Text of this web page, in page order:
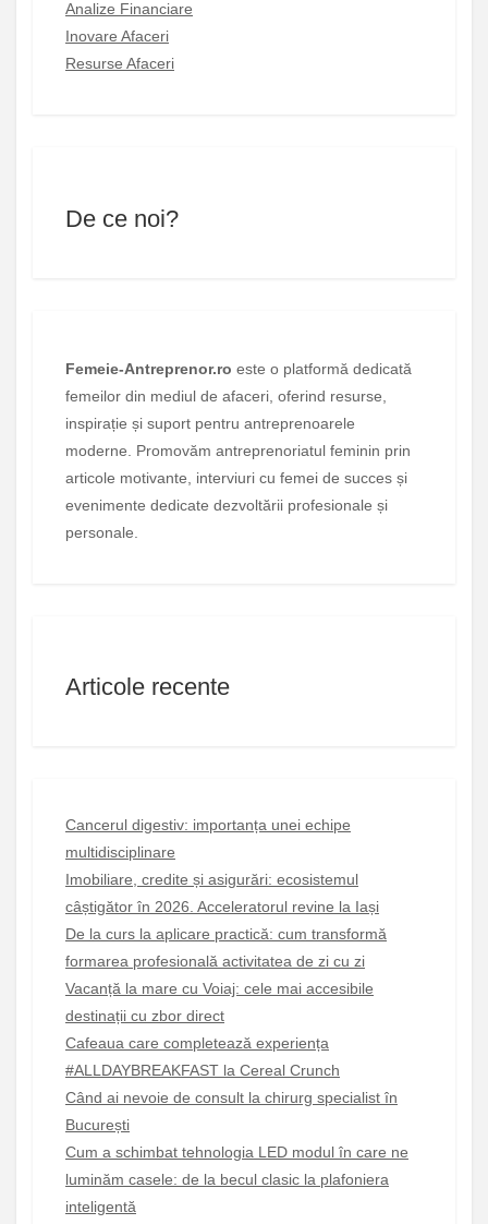
Analize Financiare
Inovare Afaceri
Resurse Afaceri
De ce noi?
Femeie-Antreprenor.ro este o platformă dedicată
femeilor din mediul de afaceri, oferind resurse,
inspirație și suport pentru antreprenoarele
moderne. Promovăm antreprenoriatul feminin prin
articole motivante, interviuri cu femei de succes și
evenimente dedicate dezvoltării profesionale și
personale.
Articole recente
Cancerul digestiv: importanța unei echipe
multidisciplinare
Imobiliare, credite și asigurări: ecosistemul
câștigător în 2026. Acceleratorul revine la Iași
De la curs la aplicare practică: cum transformă
formarea profesională activitatea de zi cu zi
Vacanță la mare cu Voiaj: cele mai accesibile
destinații cu zbor direct
Cafeaua care completează experiența
#ALLDAYBREAKFAST la Cereal Crunch
Când ai nevoie de consult la chirurg specialist în
București
Cum a schimbat tehnologia LED modul în care ne
luminăm casele: de la becul clasic la plafoniera
inteligentă